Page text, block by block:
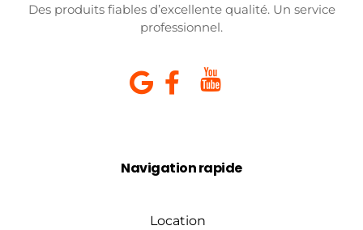
Des produits fiables d’excellente qualité. Un service
professionnel.
Navigation rapide
Location